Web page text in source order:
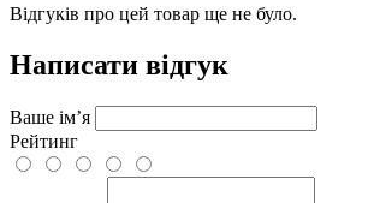
Відгуків про цей товар ще не було.
Написати відгук
Ваше ім’я
Рейтинг